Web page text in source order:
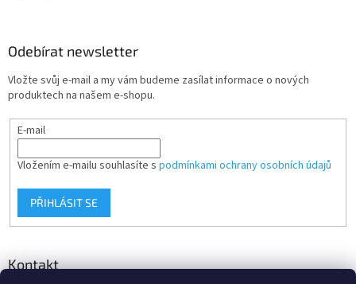
Odebírat newsletter
Vložte svůj e-mail a my vám budeme zasílat informace o nových
produktech na našem e-shopu.
E-mail
Vložením e-mailu souhlasíte s podmínkami ochrany osobních údajů
PŘIHLÁSIT SE
Kontakt